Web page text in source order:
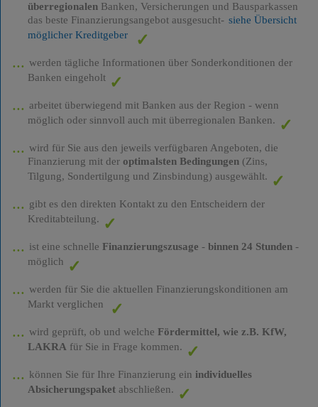
überregionalenBanken, Versicherungen und Bausparkassen
das beste Finanzierungsangebot ausgesucht- siehe Übersicht
möglicher Kreditgeber
werden tägliche Informationen über Sonderkonditionen der
Banken eingeholt
arbeitet überwiegend mit Banken aus der Region - wenn
möglich oder sinnvoll auch mit überregionalen Banken.
wird für Sie aus den jeweils verfügbaren Angeboten, die
Finanzierung mit der optimalsten Bedingungen(Zins,
Tilgung, Sondertilgung und Zinsbindung) ausgewählt.
gibt es den direkten Kontakt zu den Entscheidern der
Kreditabteilung.
ist eine schnelle Finanzierungszusage - binnen 24 Stunden-
möglich
werden für Sie die aktuellen Finanzierungskonditionen am
Markt verglichen
wird geprüft, ob und welche Fördermittel, wie z.B. KfW,
LAKRA für Sie in Frage kommen.
können Sie für Ihre Finanzierung ein individuelles
Absicherungspaketabschließen.